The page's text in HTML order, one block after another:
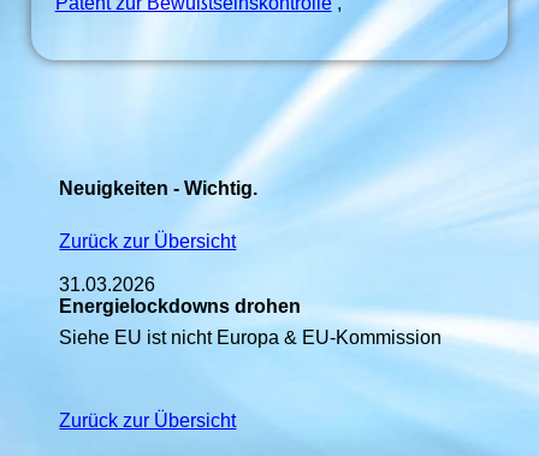
Neuigkeiten - Wichtig.
Zurück zur Übersicht
31.03.2026
Energielockdowns drohen
Siehe EU ist nicht Europa & EU-Kommission
Zurück zur Übersicht